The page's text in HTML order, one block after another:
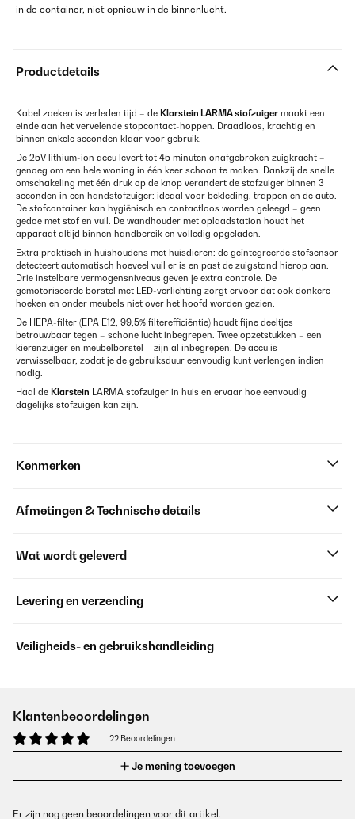
in de container, niet opnieuw in de binnenlucht.
Productdetails
Kabel zoeken is verleden tijd – de Klarstein LARMA stofzuiger maakt een
einde aan het vervelende stopcontact-hoppen. Draadloos, krachtig en
binnen enkele seconden klaar voor gebruik.
De 25V lithium-ion accu levert tot 45 minuten onafgebroken zuigkracht –
genoeg om een hele woning in één keer schoon te maken. Dankzij de snelle
omschakeling met één druk op de knop verandert de stofzuiger binnen 3
seconden in een handstofzuiger: ideaal voor bekleding, trappen en de auto.
De stofcontainer kan hygiënisch en contactloos worden geleegd – geen
gedoe met stof en vuil. De wandhouder met oplaadstation houdt het
apparaat altijd binnen handbereik en volledig opgeladen.
Extra praktisch in huishoudens met huisdieren: de geïntegreerde stofsensor
detecteert automatisch hoeveel vuil er is en past de zuigstand hierop aan.
Drie instelbare vermogensniveaus geven je extra controle. De
gemotoriseerde borstel met LED-verlichting zorgt ervoor dat ook donkere
hoeken en onder meubels niet over het hoofd worden gezien.
De HEPA-filter (EPA E12, 99,5% filterefficiëntie) houdt fijne deeltjes
betrouwbaar tegen – schone lucht inbegrepen. Twee opzetstukken – een
kierenzuiger en meubelborstel – zijn al inbegrepen. De accu is
verwisselbaar, zodat je de gebruiksduur eenvoudig kunt verlengen indien
nodig.
Haal de Klarstein LARMA stofzuiger in huis en ervaar hoe eenvoudig
dagelijks stofzuigen kan zijn.
Kenmerken
Afmetingen & Technische details
Wat wordt geleverd
Levering en verzending
Veiligheids- en gebruikshandleiding
Klantenbeoordelingen
22 Beoordelingen
Je mening toevoegen
Er zijn nog geen beoordelingen voor dit artikel.